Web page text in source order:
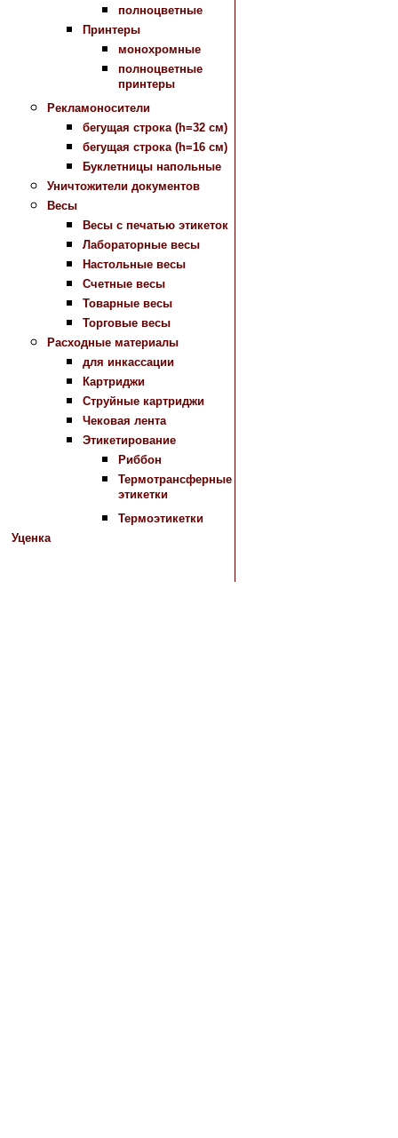
полноцветные
Принтеры
монохромные
полноцветные
принтеры
Рекламоносители
бегущая строка (h=32 см)
бегущая строка (h=16 см)
Буклетницы напольные
Уничтожители документов
Весы
Весы с печатью этикеток
Лабораторные весы
Настольные весы
Счетные весы
Товарные весы
Торговые весы
Расходные материалы
для инкассации
Картриджи
Струйные картриджи
Чековая лента
Этикетирование
Риббон
Термотрансферные
этикетки
Термоэтикетки
Уценка